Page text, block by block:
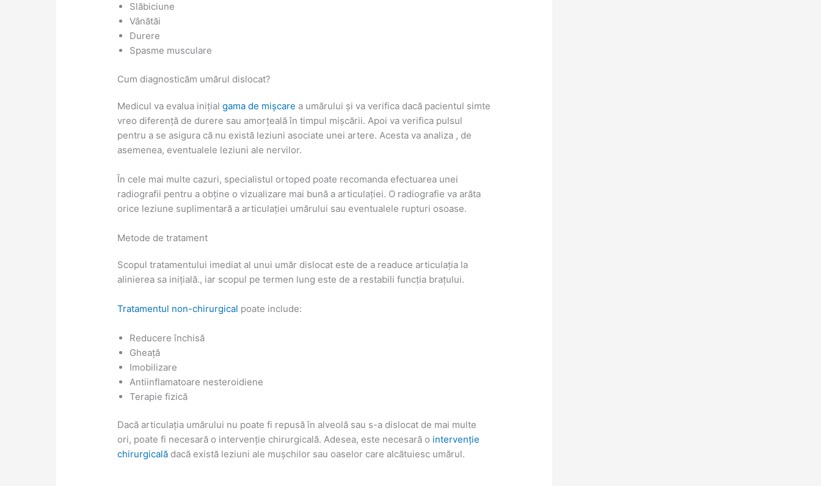
Slăbiciune
Vânătăi
Durere
Spasme musculare
Cum diagnosticăm umărul dislocat?
Medicul va evalua inițialgama de mișcare a umărului și va verifica dacă pacientul simte
vreo diferență de durere sau amorțeală în timpul mișcării. Apoi va verifica pulsul
pentru a se asigura că nu există leziuni asociate unei artere. Acesta va analiza , de
asemenea, eventualele leziuni ale nervilor.
În cele mai multe cazuri, specialistul ortoped poate recomanda efectuarea unei
radiografii pentru a obține o vizualizare mai bună a articulației. O radiografie va arăta
orice leziune suplimentară a articulației umărului sau eventualele rupturi osoase.
Metode de tratament
Scopul tratamentului imediat al unui umăr dislocat este de a readuce articulația la
alinierea sa inițială., iar scopul pe termen lung este de a restabili funcția brațului.
Tratamentul non-chirurgical poate include:
Reducere închisă
Gheață
Imobilizare
Antiinflamatoare nesteroidiene
Terapie fizică
Dacă articulația umărului nu poate fi repusă în alveolă sau s-a dislocat de mai multe
ori, poate fi necesară o intervenție chirurgicală. Adesea, este necesară o intervenție
chirurgicală dacă există leziuni ale mușchilor sau oaselor care alcătuiesc umărul.